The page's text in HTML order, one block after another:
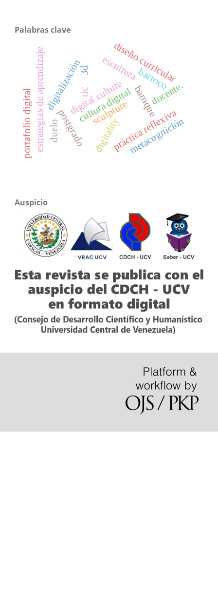
Palabras clave
escultura
digitalización3d
cultura digital
barroco
sculpture
digitality
digital culture baroque
estrategias de aprendizaje práctica reflexiva
portafolio digital tic
metacognición
diseño curricular
docente.
postgrado
duelo
Auspicio